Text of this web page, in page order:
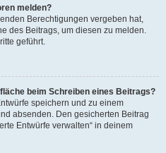
melden?
Berechtigungen vergeben hat,
des Beitrags, um diesen zu melden.
geführt.
beim Schreiben eines Beitrags?
speichern und zu einem
absenden. Den gesicherten Beitrag
Entwürfe verwalten“ in deinem